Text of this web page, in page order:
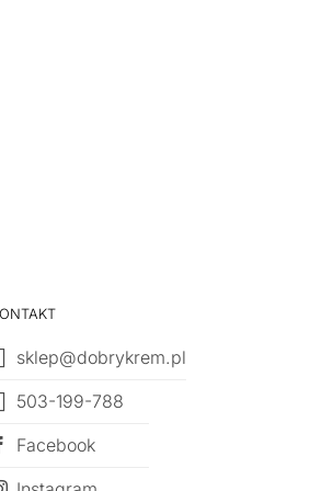
sklep@dobrykrem.pl
503-199-788
Facebook